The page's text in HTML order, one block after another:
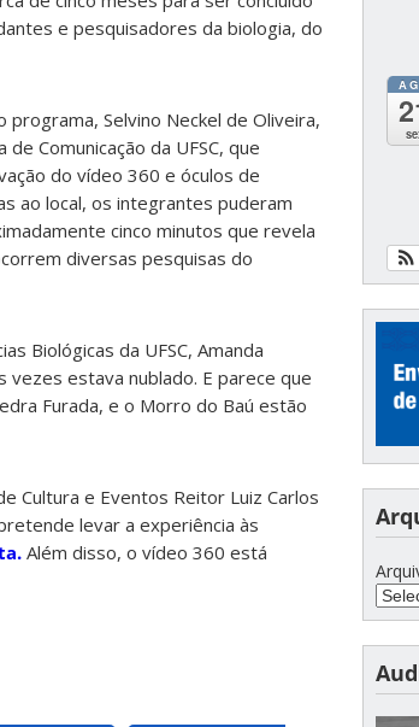
e pesquisadores da biologia, do
Selvino Neckel de Oliveira,
Comunicação da UFSC, que
do vídeo 360 e óculos de
ao local, os integrantes puderam
cinco minutos que revela
diversas pesquisas do
Biológicas da UFSC, Amanda
vezes estava nublado. E parece que
Furada, e o Morro do Baú estão
Cultura e Eventos Reitor Luiz Carlos
levar a experiência às
Além disso, o vídeo 360 está